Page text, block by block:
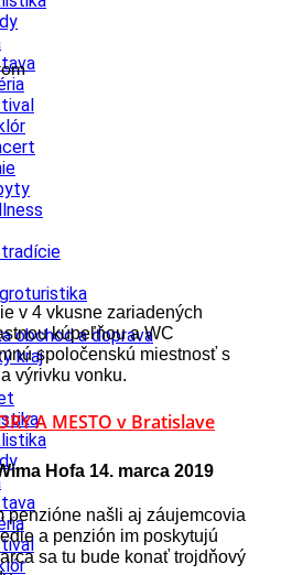
tradície
obchod a doprava
kraj
v 4 vkusne zariadených
kúpeľňou a WC
spoločenskú miestnosť s
výrivku vonku.
A MESTO v Bratislave
Hofa 14. marca 2019
penzióne našli aj záujemcovia
a penzión im poskytujú
sa tu bude konať trojdňový